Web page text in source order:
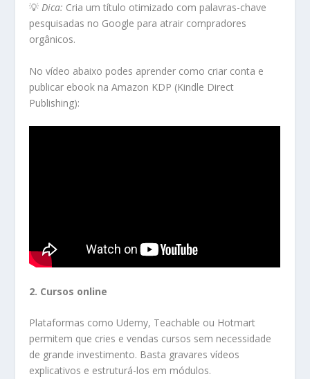
💡Dica: Cria um título otimizado com palavras-chave
pesquisadas no Google para atrair compradores
orgânicos.
No vídeo abaixo podes aprender como criar conta e
publicar ebook na Amazon KDP (Kindle Direct
Publishing):
2. Cursos online
Plataformas como Udemy, Teachable ou Hotmart
permitem que cries e vendas cursos sem necessidade
de grande investimento. Basta gravares vídeos
explicativos e estruturá-los em módulos.